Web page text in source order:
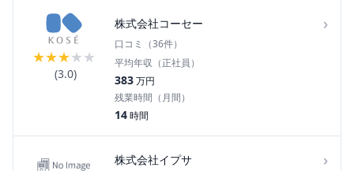
★★★★★
(3.0)
株式会社コーセー ›
口コミ（36件）
平均年収（正社員）
383万円
残業時間（月間）
14時間
株式会社イプサ ›